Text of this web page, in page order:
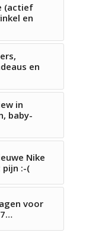
(actief
en
en
in
baby-
Nike
pijn :-(
voor